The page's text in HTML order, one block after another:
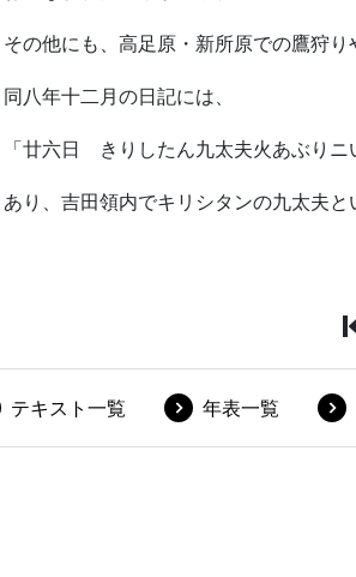
テキスト一覧 年表一覧